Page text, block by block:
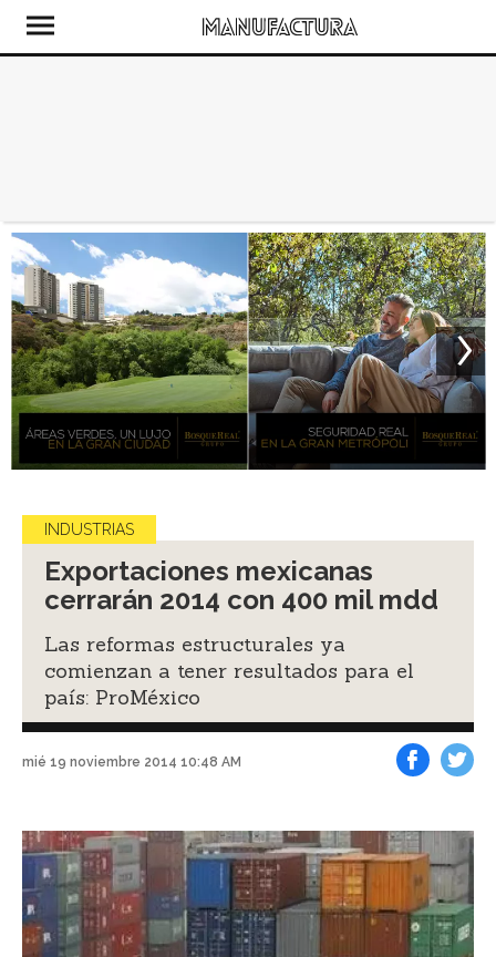
INDUSTRIAS
Exportaciones mexicanas
cerrarán 2014 con 400 mil mdd
Las reformas estructurales ya
comienzan a tener resultados para el
país: ProMéxico
mié 19 noviembre 2014 10:48 AM